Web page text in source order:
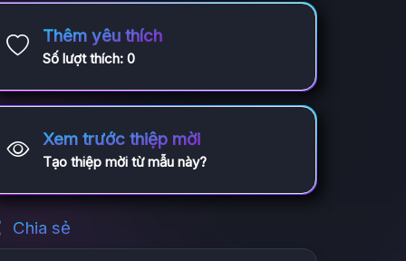
Thêm yêu thích
Số lượt thích: 0
Xem trước thiệp mời
Tạo thiệp mời từ mẫu này?
Chia sẻ